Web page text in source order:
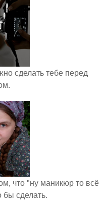
сделать тебе перед
что "ну маникюр то всё
сделать.